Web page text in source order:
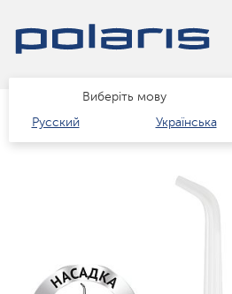
Виберіть мову
Русский
Українська
Каталог краса і здоров'я